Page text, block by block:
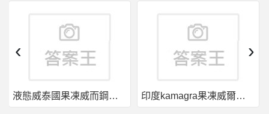
嘻
哈音樂- 大嘻哈每年都被燒好像很正常 大嘻哈每年都被燒好像很正常
液態威泰國果凍威而鋼哪裡買 印度kamagra果凍威爾剛用於治療男性勃起功能障礙
‹ ›